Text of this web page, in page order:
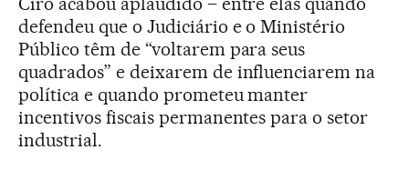
defendeu que o Judiciário e o Ministério
Público têm de “voltarem para seus
quadrados” e deixarem de influenciarem na
política e quando prometeu manter
incentivos fiscais permanentes para o setor
industrial.